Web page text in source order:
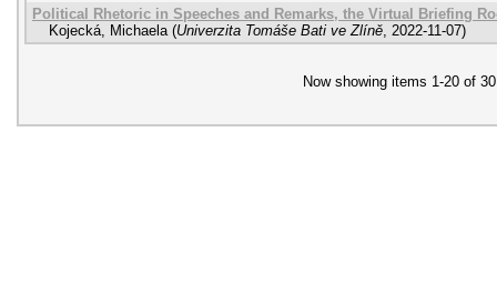
Political Rhetoric in Speeches and Remarks, the Virtual Briefing
Kojecká, Michaela (Univerzita Tomáše Bati ve Zlíně, 2022-11-07)
Now showing items 1-20 of 30